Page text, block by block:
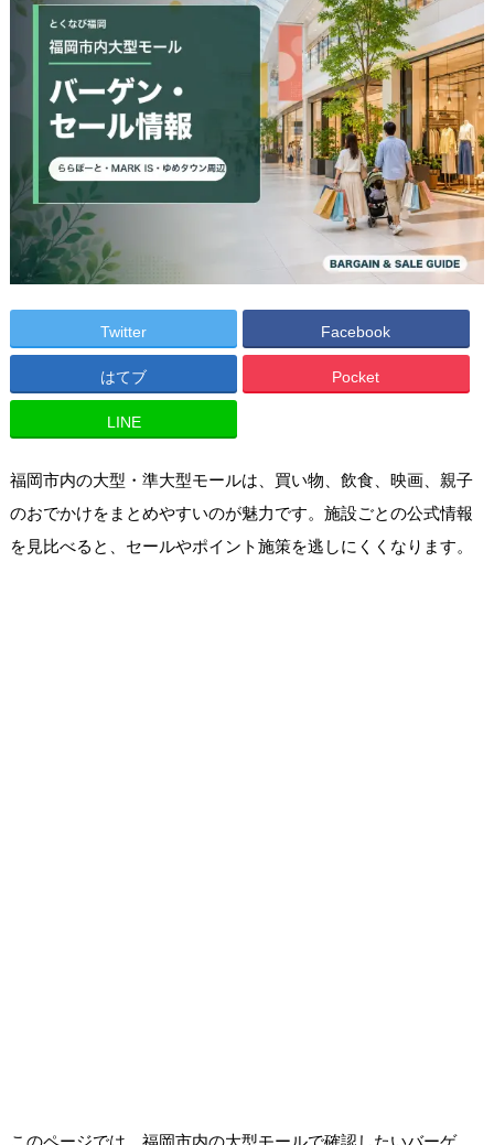
Twitter Facebook
はてブ Pocket
LINE
福岡市内の大型・準大型モールは、買い物、飲食、映画、親子
のおでかけをまとめやすいのが魅力です。施設ごとの公式情報
を見比べると、セールやポイント施策を逃しにくくなります。
このページでは、福岡市内の大型モールで確認したいバーゲ